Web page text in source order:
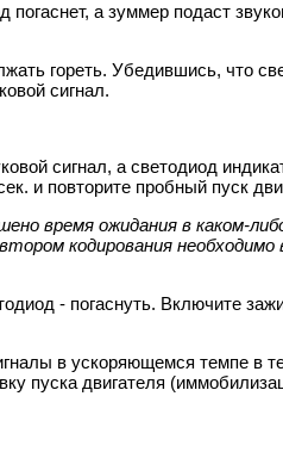
а зуммер подаст
гореть. Убедившись, что
сигнал.
сигнал, а светодиод
и повторите пробный пуск
время ожидания в каком-
кодирования необходимо
- погаснуть. Включите
в ускоряющемся темпе в
пуска двигателя